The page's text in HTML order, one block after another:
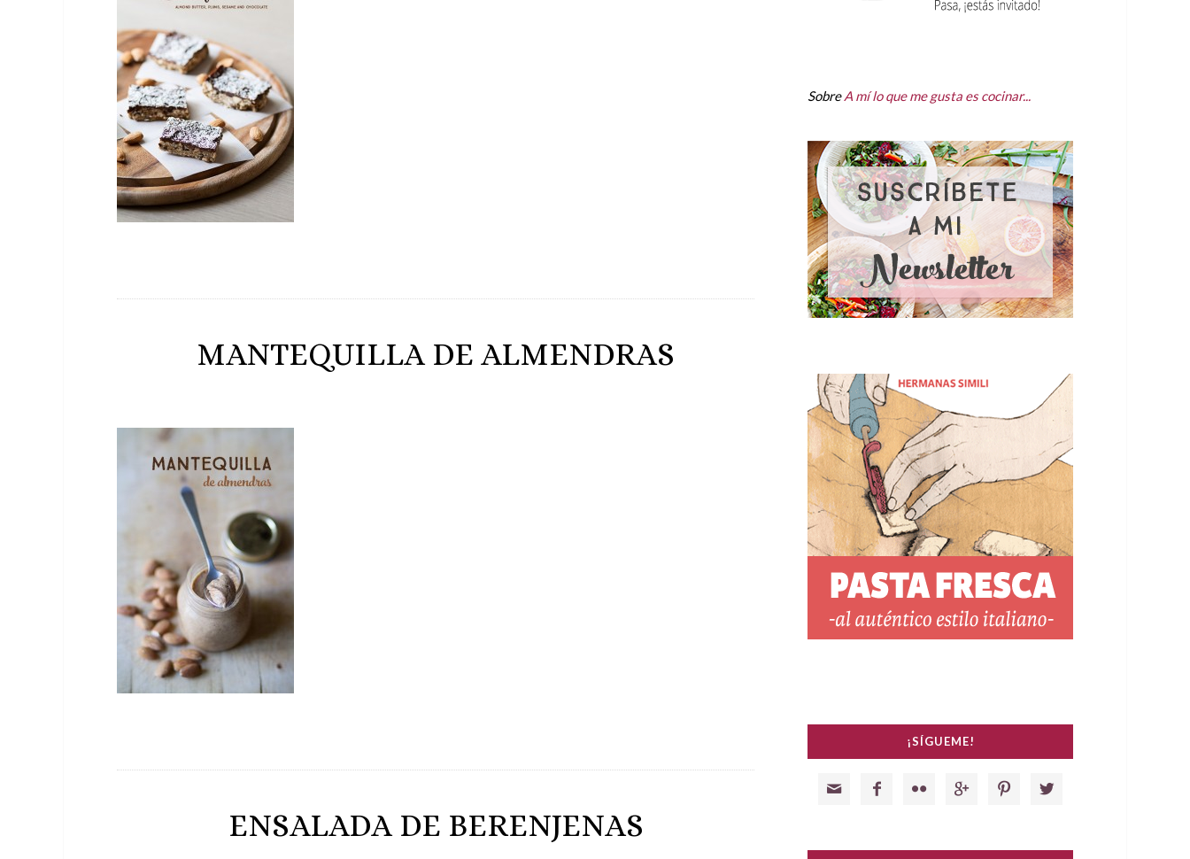
MANTEQUILLA DE ALMENDRAS
ENSALADA DE BERENJENAS
SobreA mí lo que me gusta es cocinar...
¡SÍGUEME!
     